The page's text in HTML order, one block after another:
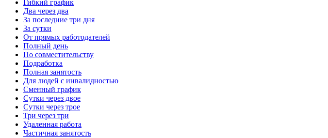
Гибкий график
Два через два
За последние три дня
За сутки
От прямых работодателей
Полный день
По совместительству
Подработка
Полная занятость
Для людей с инвалидностью
Сменный график
Сутки через двое
Сутки через трое
Три через три
Удаленная работа
Частичная занятость